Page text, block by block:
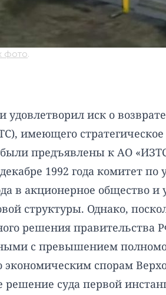
фото.
удовлетворил иск о
имеющего
предъявлены к АО
1992 года комитет
в акционерное общество
структуры. Однако,
решения правительства
с превышением
экономическим спорам
решение суда первой